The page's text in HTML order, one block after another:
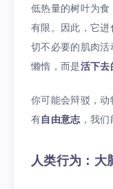
低热量的树叶为
有限。因此，它
切不必要的肌肉
懒惰，而是活下去
你可能会辩驳，
有自由意志，我们
人类行为：大